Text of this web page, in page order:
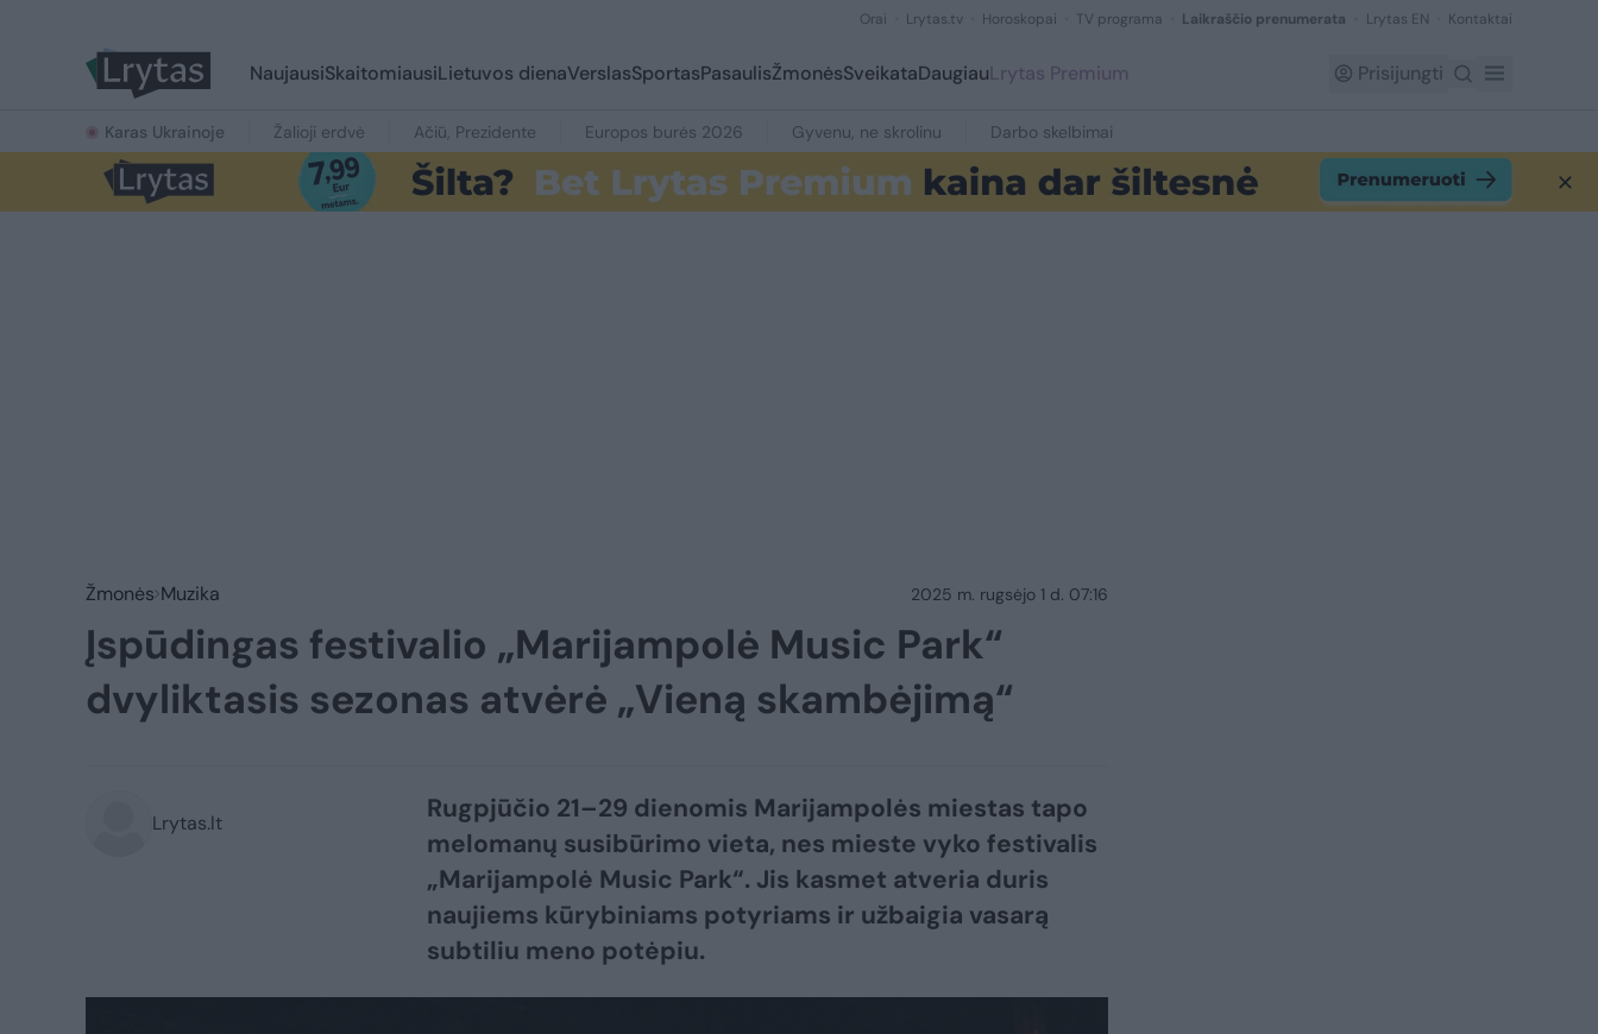
Orai Lrytas.tv Horoskopai TV programa Laikraščio prenumerata Lrytas EN Kontaktai
NaujausiSkaitomiausiLietuvos dienaVerslasSportasPasaulisŽmonėsSveikataDaugiauLrytas Premium Prisijungti
Karas Ukrainoje Žalioji erdvė Ačiū, Prezidente Europos burės 2026 Gyvenu, ne skrolinu Darbo skelbimai
Žmonės Muzika 2025 m. rugsėjo 1 d. 07:16
Įspūdingas festivalio „Marijampolė Music Park“
dvyliktasis sezonas atvėrė „Vieną skambėjimą“
Lrytas.lt
Rugpjūčio 21–29 dienomis Marijampolės miestas tapo
melomanų susibūrimo vieta, nes mieste vyko festivalis
„Marijampolė Music Park“. Jis kasmet atveria duris
naujiems kūrybiniams potyriams ir užbaigia vasarą
subtiliu meno potėpiu.